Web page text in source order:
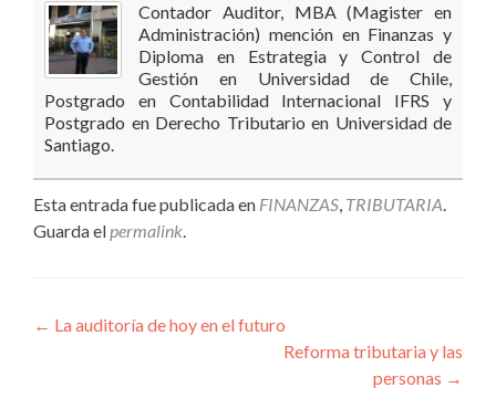
Contador Auditor, MBA (Magister en
Administración) mención en Finanzas y
Diploma en Estrategia y Control de
Gestión en Universidad de Chile,
Postgrado en Contabilidad Internacional IFRS y
Postgrado en Derecho Tributario en Universidad de
Santiago.
Esta entrada fue publicada en FINANZAS, TRIBUTARIA.
Guarda elpermalink.
← La auditoría de hoy en el futuro
Reforma tributaria y las
personas →